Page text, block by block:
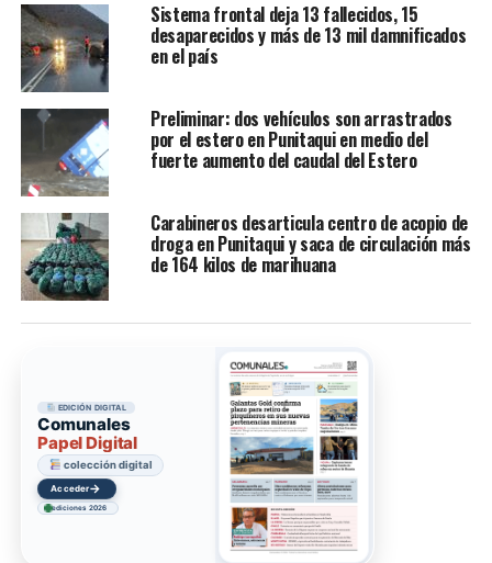
Sistema frontal deja 13 fallecidos, 15
desaparecidos y más de 13 mil damnificados
en el país
Preliminar: dos vehículos son arrastrados
por el estero en Punitaqui en medio del
fuerte aumento del caudal del Estero
Carabineros desarticula centro de acopio de
droga en Punitaqui y saca de circulación más
de 164 kilos de marihuana
EDICIÓN DIGITAL
Comunales
Papel Digital
colección digital
Acceder→
ediciones 2026